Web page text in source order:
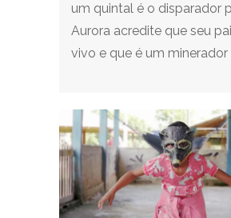
um quintal é o disparador
Aurora acredite que seu
vivo e que é um minerador